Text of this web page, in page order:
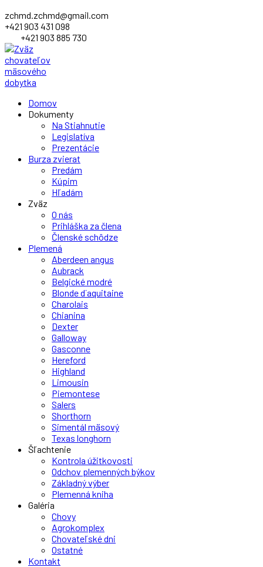
zchmd.zchmd@gmail.com
+421 903 431 098
+421 903 885 730
ProfileDomov
Dokumenty
Na Stiahnutie
Legislatíva
Prezentácie
Burza zvierat
Predám
Kúpim
Hľadám
Zväz
O nás
Prihláška za člena
Členské schôdze
Plemená
Aberdeen angus
Aubrack
Belgické modré
Blonde d´aquitaine
Charolais
Chianina
Dexter
Galloway
Gasconne
Hereford
Highland
Limousin
Piemontese
Salers
Shorthorn
Simentál mäsový
Texas longhorn
Šľachtenie
Kontrola úžitkovosti
Odchov plemenných býkov
Základný výber
Plemenná kniha
Galéria
Chovy
Agrokomplex
Chovateľské dni
Ostatné
Kontakt